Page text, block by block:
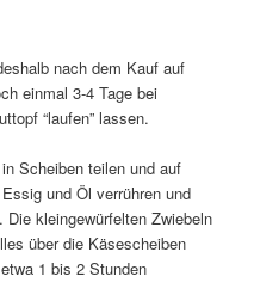
nach dem Kauf auf
einmal 3-4 Tage bei
“laufen” lassen.
Scheiben teilen und auf
und Öl verrühren und
kleingewürfelten Zwiebeln
über die Käsescheiben
1 bis 2 Stunden